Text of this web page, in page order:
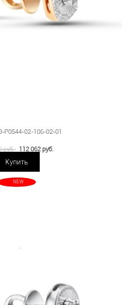
P0544-02-106-02-01
руб. 112 062 руб.
Купить
NEW